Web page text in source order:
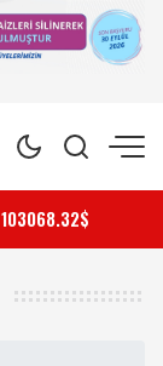
103068.32$